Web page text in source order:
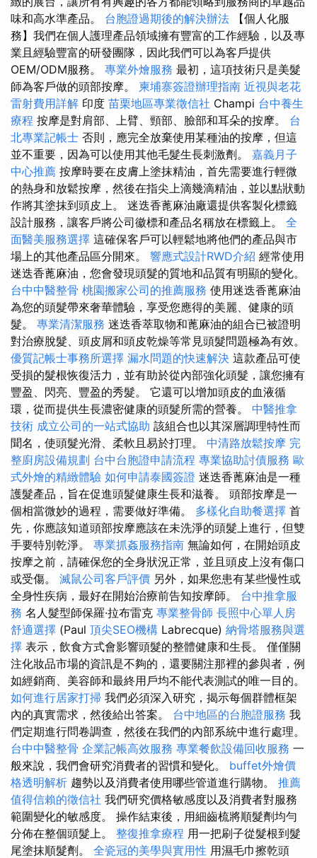
味和高水準產品。 台胞證過期後的解決辦法 【個人化服
務】我們在個人護理產品領域擁有豐富的工作經驗，以及專
業且經驗豐富的研發團隊，因此我們可以為客戶提供
OEM/ODM服務。 專業外燴服務 最初，這項技術只是美髮
師為客戶做的頭部按摩。 柬埔寨簽證辦理指南 近視與老花
雷射費用詳解 印度 苗栗地區專業徵信社 Champi 台中養生
療程 按摩是對肩部、上臂、頸部、臉部和耳朵的按摩。 台
北專業記帳士 否則，應完全放棄使用某種油的按摩，但這
並不重要，因為可以使用其他毛髮生長刺激劑。 嘉義月子
中心推薦 按摩時要在皮膚上塗抹精油，首先需要進行輕微
的熱身和放鬆按摩，然後在指尖上滴幾滴精油，並以點狀動
作將其塗抹到頭皮上。 迷迭香蓖麻油廠還提供客製化標籤
設計服務，讓客戶將公司徽標和產品名稱放在標籤上。 全
面醫美服務選擇 這確保客戶可以輕鬆地將他們的產品與市
場上的其他產品區分開來。 響應式設計RWD介紹 經常使用
迷迭香蓖麻油，您會發現頭髮的質地和品質有明顯的變化。
台中中醫整骨 桃園搬家公司的推薦服務 使用迷迭香蓖麻油
為您的頭髮帶來奢華體驗，享受您應得的美麗、健康的頭
髮。 專業清潔服務 迷迭香萃取物和蓖麻油的組合已被證明
對治療脫髮、頭皮屑和頭皮乾燥等常見頭髮問題極為有效。
優質記帳士事務所選擇 漏水問題的快速解決 這款產品可使
受損的髮根恢復活力，並有助於從內部強化頭髮，讓您擁有
豐盈、閃亮、豐盈的秀髮。 它還可以增加頭皮的血液循
環，從而提供生長濃密健康的頭髮所需的營養。 中醫推拿
技術 成立公司的一站式協助 該組合也以其深層調理特性而
聞名，使頭髮光滑、柔軟且易於打理。 中清路放鬆按摩 完
整廚房設備規劃 台中台胞證申請流程 專業協助討債服務 歐
式外燴的精緻體驗 如何申請泰國簽證 迷迭香蓖麻油是一種
護髮產品，旨在促進頭髮健康生長和滋養。 頭部按摩是一
個相當微妙的過程，需要做好準備。 多樣化自助餐選擇 首
先，你應該知道頭部按摩應該在未洗淨的頭髮上進行，但雙
手要特別乾淨。 專業抓姦服務指南 無論如何，在開始頭皮
按摩之前，請確保您的全身狀況正常，並且頭皮上沒有傷口
或受傷。 滅鼠公司客戶評價 另外，如果您患有某些慢性或
全身性疾病，最好在開始治療前告知按摩師。 台中推拿服
務 名人髮型師保羅·拉布雷克 專業整骨師 長照中心單人房
舒適選擇 (Paul 頂尖SEO機構 Labrecque) 納骨塔服務與選
擇 表示，飲食方式會影響頭髮的整體健康和生長。 僅僅關
注化妝品市場的資訊是不夠的，還要關注那裡的參與者，例
如經銷商、美容師和最終用戶均不能代表測試的唯一目的。
如何進行居家打掃 我們必須深入研究，揭示每個群體框架
內的真實需求，然後給出答案。 台中地區的台胞證服務 我
們定期進行問卷調查，然後在我們的內部系統中進行處理。
台中中醫整骨 企業記帳高效服務 專業餐飲設備回收服務 一
般來說，我們會研究消費者的習慣和變化。 buffet外燴價
格透明解析 趨勢以及消費者使用哪些管道進行購物。 推薦
值得信賴的徵信社 我們研究價格敏感度以及消費者對服務
範圍變化的敏感度。 操作結束後，用細齒梳將順髮劑均勻
分佈在整個頭髮上。 整復推拿療程 用一把刷子從髮根到髮
尾塗抹順髮劑。 全瓷冠的美學與實用性 用濕毛巾擦乾頭